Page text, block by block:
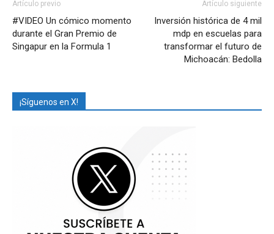
Artículo previo
#VIDEO Un cómico momento
durante el Gran Premio de
Singapur en la Formula 1
Artículo siguiente
Inversión histórica de 4 mil
mdp en escuelas para
transformar el futuro de
Michoacán: Bedolla
¡Síguenos en X!